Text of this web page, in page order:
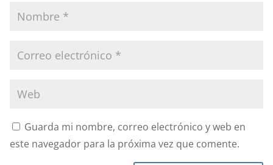
Guarda mi nombre, correo electrónico y web en
este navegador para la próxima vez que comente.